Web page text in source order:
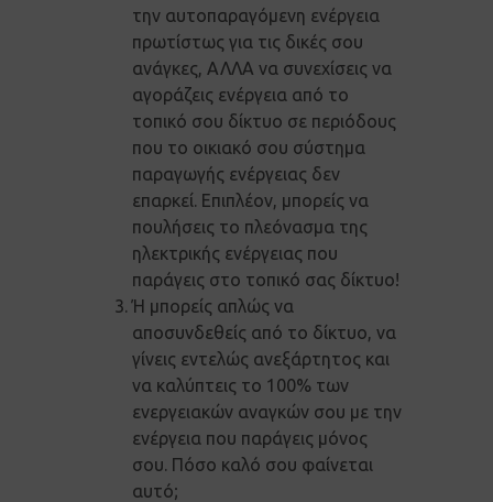
την αυτοπαραγόμενη ενέργεια
πρωτίστως για τις δικές σου
ανάγκες, ΑΛΛΑ να συνεχίσεις να
αγοράζεις ενέργεια από το
τοπικό σου δίκτυο σε περιόδους
που το οικιακό σου σύστημα
παραγωγής ενέργειας δεν
επαρκεί. Επιπλέον, μπορείς να
πουλήσεις το πλεόνασμα της
ηλεκτρικής ενέργειας που
παράγεις στο τοπικό σας δίκτυο!
Ή μπορείς απλώς να
αποσυνδεθείς από το δίκτυο, να
γίνεις εντελώς ανεξάρτητος και
να καλύπτεις το 100% των
ενεργειακών αναγκών σου με την
ενέργεια που παράγεις μόνος
σου. Πόσο καλό σου φαίνεται
αυτό;